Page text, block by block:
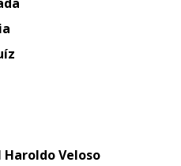
Haroldo Veloso